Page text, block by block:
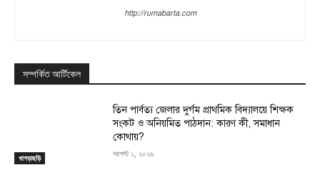
http://rumabarta.com
সম্পর্কিত আর্টিকেল
খাগড়াছড়ি
তিন পার্বত্য জেলার দুর্গম প্রাথমিক বিদ্যালয়ে শিক্ষক
সংকট ও অনিয়মিত পাঠদান: কারণ কী, সমাধান
কোথায়?
আগস্ট ১, ২০২৬